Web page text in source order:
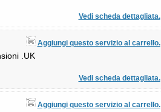
Vedi scheda dettagliata.
Aggiungi questo servizio al carrello.
.UK
Vedi scheda dettagliata.
Aggiungi questo servizio al carrello.